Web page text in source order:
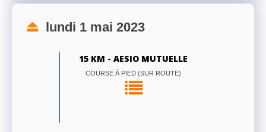
lundi 1 mai 2023
15 KM - AESIO MUTUELLE
COURSE À PIED (SUR ROUTE)